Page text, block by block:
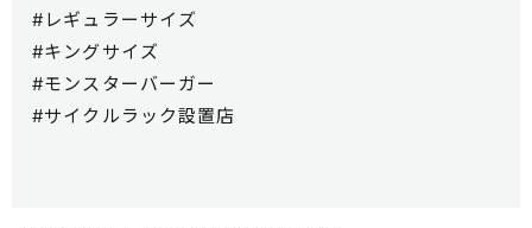
#レギュラーサイズ
#キングサイズ
#モンスターバーガー
#サイクルラック設置店